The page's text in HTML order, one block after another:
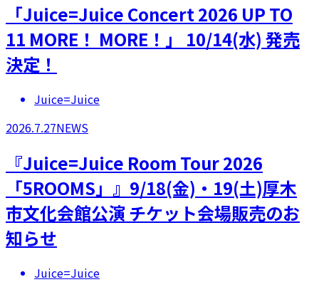
「Juice=Juice Concert 2026 UP TO
11 MORE！ MORE！」 10/14(水) 発売
決定！
Juice=Juice
2026.7.27NEWS
『Juice=Juice Room Tour 2026
「5ROOMS」』9/18(金)・19(土)厚木
市文化会館公演 チケット会場販売のお
知らせ
Juice=Juice